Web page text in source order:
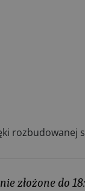
rozbudowanej
złożone do